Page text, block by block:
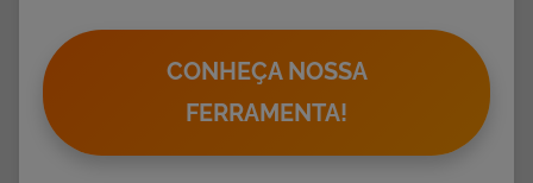
CONHEÇA NOSSA
FERRAMENTA!